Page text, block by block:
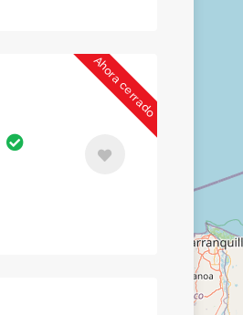
Ahora cerrado